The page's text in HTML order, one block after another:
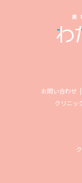
お問い合わせ
クリニッ